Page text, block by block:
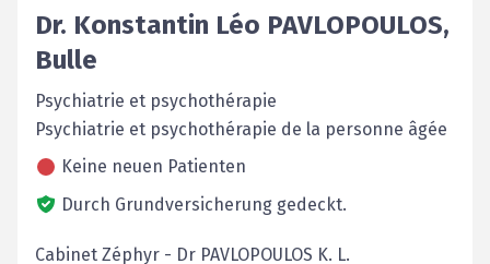
Dr. Konstantin Léo PAVLOPOULOS,
Bulle
Psychiatrie et psychothérapie
Psychiatrie et psychothérapie de la personne âgée
Keine neuen Patienten
Durch Grundversicherung gedeckt.
Cabinet Zéphyr - Dr PAVLOPOULOS K. L.